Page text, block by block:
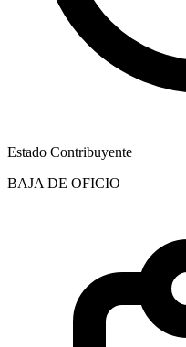
Estado Contribuyente
BAJA DE OFICIO